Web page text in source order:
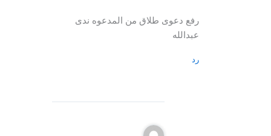
رفع دعوى طلاق من المدعوه ندى
عبدالله
رد